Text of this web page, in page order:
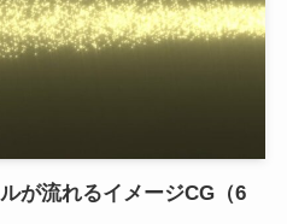
が流れるイメージCG（6